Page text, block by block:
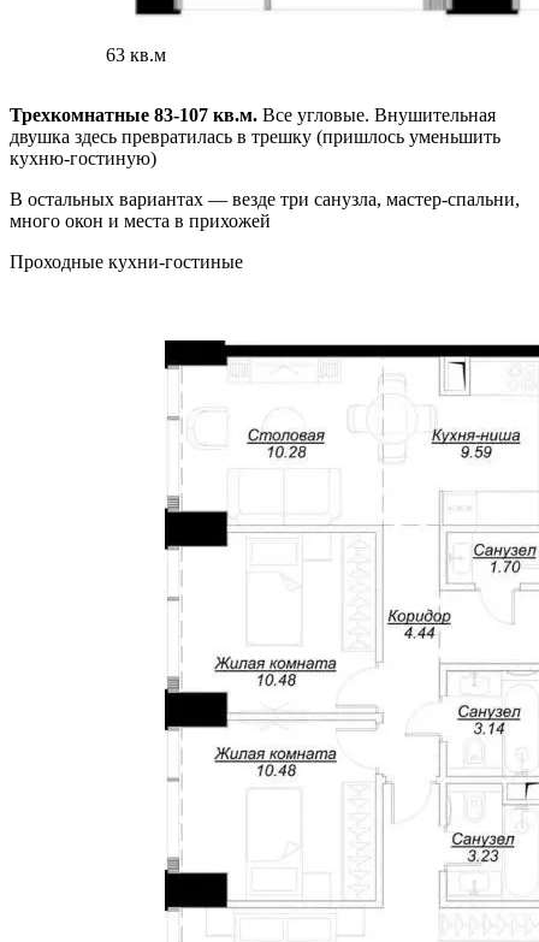
63 кв.м
Трехкомнатные 83-107 кв.м. Все угловые. Внушительная
двушка здесь превратилась в трешку (пришлось уменьшить
кухню-гостиную)
В остальных вариантах — везде три санузла, мастер-спальни,
много окон и места в прихожей
Проходные кухни-гостиные